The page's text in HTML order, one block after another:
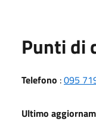
Punti di
Telefono :095
Ultimo